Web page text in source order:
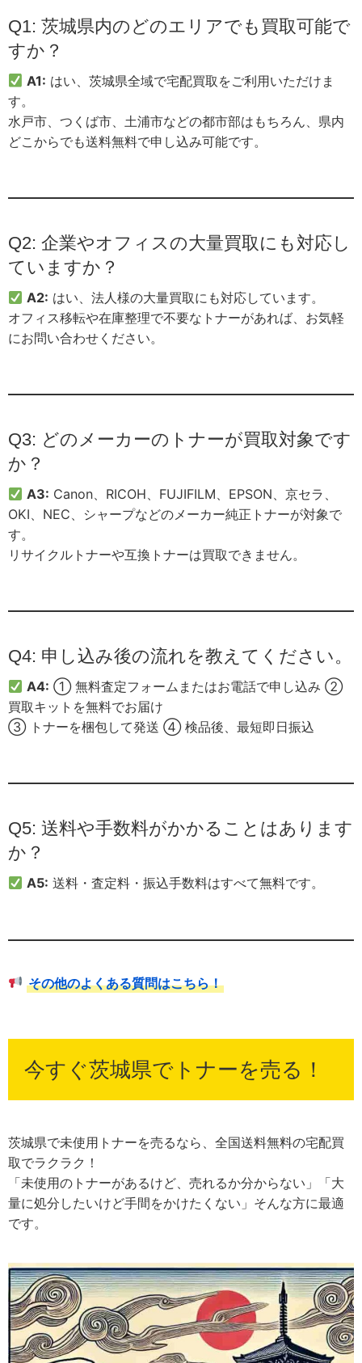
Q1: 茨城県内のどのエリアでも買取可能で
すか？
A1: はい、茨城県全域で宅配買取をご利用いただけま
す。
水戸市、つくば市、土浦市などの都市部はもちろん、県内
どこからでも送料無料で申し込み可能です。
Q2: 企業やオフィスの大量買取にも対応し
ていますか？
A2: はい、法人様の大量買取にも対応しています。
オフィス移転や在庫整理で不要なトナーがあれば、お気軽
にお問い合わせください。
Q3: どのメーカーのトナーが買取対象です
か？
A3: Canon、RICOH、FUJIFILM、EPSON、京セラ、
OKI、NEC、シャープなどのメーカー純正トナーが対象で
す。
リサイクルトナーや互換トナーは買取できません。
Q4: 申し込み後の流れを教えてください。
A4: ① 無料査定フォームまたはお電話で申し込み ②
買取キットを無料でお届け
③ トナーを梱包して発送 ④ 検品後、最短即日振込
Q5: 送料や手数料がかかることはあります
か？
A5: 送料・査定料・振込手数料はすべて無料です。
その他のよくある質問はこちら！
今すぐ茨城県でトナーを売る！
茨城県で未使用トナーを売るなら、全国送料無料の宅配買
取でラクラク！
「未使用のトナーがあるけど、売れるか分からない」「大
量に処分したいけど手間をかけたくない」そんな方に最適
です。